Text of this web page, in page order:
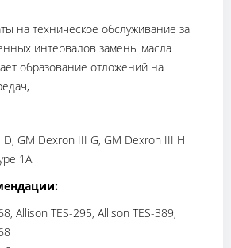
на техническое обслуживание за
интервалов замены масла
образование отложений на
GM Dexron III G, GM Dexron III H
1A
Allison TES-295, Allison TES-389,